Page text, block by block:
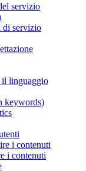
servizio
di servizio
il linguaggio
keywords)
i contenuti
i contenuti